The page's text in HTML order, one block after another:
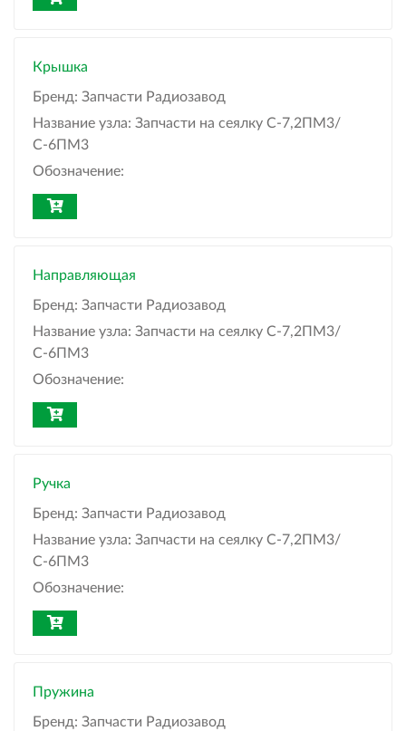
Крышка
Бренд: Запчасти Радиозавод
Название узла: Запчасти на сеялку С-7,2ПМ3/
С-6ПМ3
Обозначение:
Направляющая
Бренд: Запчасти Радиозавод
Название узла: Запчасти на сеялку С-7,2ПМ3/
С-6ПМ3
Обозначение:
Ручка
Бренд: Запчасти Радиозавод
Название узла: Запчасти на сеялку С-7,2ПМ3/
С-6ПМ3
Обозначение:
Пружина
Бренд: Запчасти Радиозавод